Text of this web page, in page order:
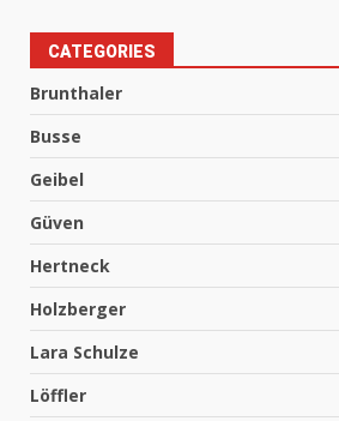
CATEGORIES
Brunthaler
Busse
Geibel
Güven
Hertneck
Holzberger
Lara Schulze
Löffler